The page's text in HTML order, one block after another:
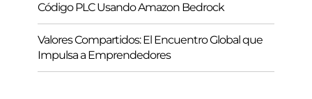
Código PLC Usando Amazon Bedrock
Valores Compartidos: El Encuentro Global que
Impulsa a Emprendedores